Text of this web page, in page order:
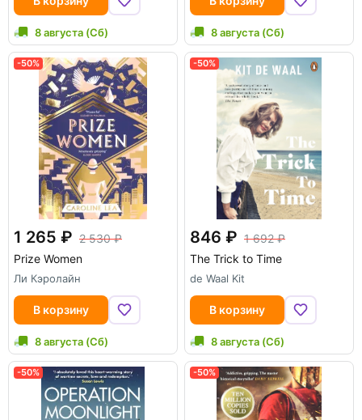
8 августа (Сб) 8 августа (Сб)
-50%
1 265
2 530
Prize Women
Ли Кэролайн
В корзину
8 августа (Сб)
-50%
846
1 692
The Trick to Time
de Waal Kit
В корзину
8 августа (Сб)
-50% -50%